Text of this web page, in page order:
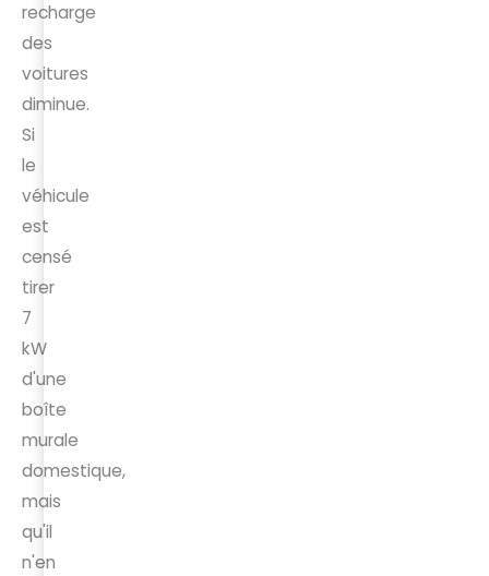
recharge
des
voitures
diminue.
Si
le
véhicule
est
censé
tirer
7
kW
d'une
boîte
murale
domestique,
mais
qu'il
n'en